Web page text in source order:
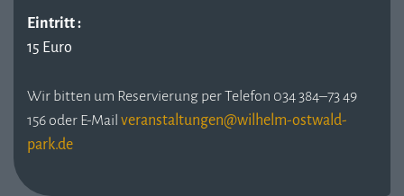
Eintritt :
15 Euro
Wir bitten um Reservierung per Telefon 034 384–73 49
156 oder E-Mail